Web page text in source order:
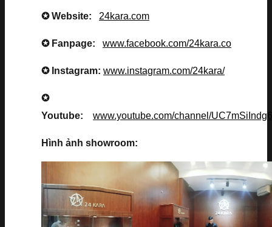
✪ Website: 24kara.com
✪ Fanpage: www.facebook.com/24kara.co
✪ Instagram: www.instagram.com/24kara/
✪
Youtube: www.youtube.com/channel/
Hình ảnh showroom: